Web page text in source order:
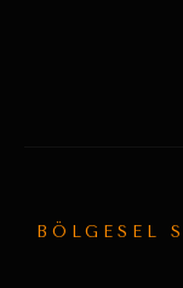
BÖLGESEL